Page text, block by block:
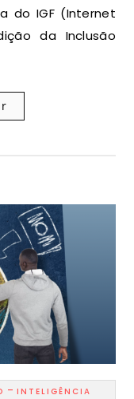
do IGF (Internet
da Inclusão
- INTELIGÊNCIA